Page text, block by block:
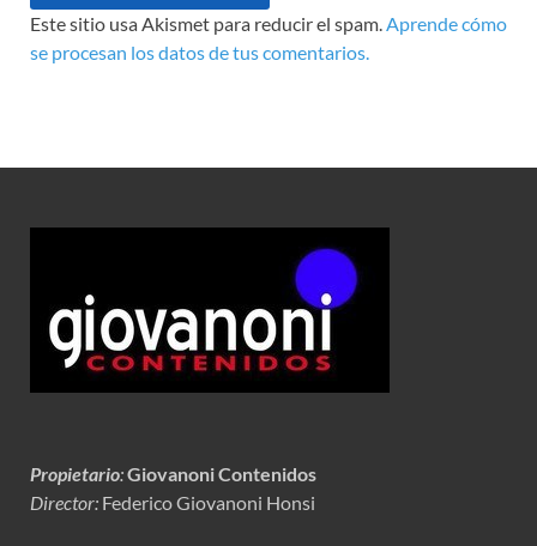
Este sitio usa Akismet para reducir el spam.Aprende cómo
se procesan los datos de tus comentarios.
Propietario:Giovanoni Contenidos
Director: Federico Giovanoni Honsi